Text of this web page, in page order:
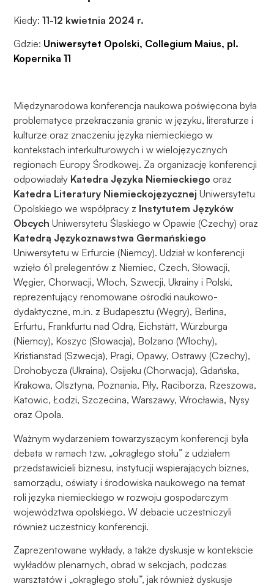
Kiedy: 11-12 kwietnia 2024 r.
Gdzie: Uniwersytet Opolski, Collegium Maius, pl.
Kopernika 11
Międzynarodowa konferencja naukowa poświęcona była
problematyce przekraczania granic w języku, literaturze i
kulturze oraz znaczeniu języka niemieckiego w
kontekstach interkulturowych i w wielojęzycznych
regionach Europy Środkowej. Za organizację konferencji
odpowiadały Katedra Języka Niemieckiego oraz
Katedra Literatury Niemieckojęzycznej Uniwersytetu
Opolskiego we współpracy z Instytutem Języków
Obcych Uniwersytetu Śląskiego w Opawie (Czechy) oraz
Katedrą Językoznawstwa Germańskiego
Uniwersytetu w Erfurcie (Niemcy). Udział w konferencji
wzięło 61 prelegentów z Niemiec, Czech, Słowacji,
Węgier, Chorwacji, Włoch, Szwecji, Ukrainy i Polski,
reprezentujący renomowane ośrodki naukowo-
dydaktyczne, m.in. z Budapesztu (Węgry), Berlina,
Erfurtu, Frankfurtu nad Odrą, Eichstätt, Würzburga
(Niemcy), Koszyc (Słowacja), Bolzano (Włochy),
Kristianstad (Szwecja), Pragi, Opawy, Ostrawy (Czechy),
Drohobycza (Ukraina), Osijeku (Chorwacja), Gdańska,
Krakowa, Olsztyna, Poznania, Piły, Raciborza, Rzeszowa,
Katowic, Łodzi, Szczecina, Warszawy, Wrocławia, Nysy
oraz Opola.
Ważnym wydarzeniem towarzyszącym konferencji była
debata w ramach tzw. „okrągłego stołu” z udziałem
przedstawicieli biznesu, instytucji wspierających biznes,
samorządu, oświaty i środowiska naukowego na temat
roli języka niemieckiego w rozwoju gospodarczym
województwa opolskiego. W debacie uczestniczyli
również uczestnicy konferencji.
Zaprezentowane wykłady, a także dyskusje w kontekście
wykładów plenarnych, obrad w sekcjach, podczas
warsztatów i „okrągłego stołu”, jak również dyskusje